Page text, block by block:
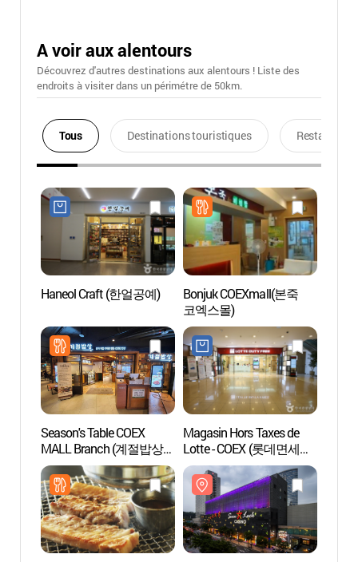
A voir aux alentours
Découvrez d'autres destinations aux alentours ! Liste des
endroits à visiter dans un périmétre de 50km.
Tous Destinations touristiques Restaurants
Haneol Craft (한얼공예)
Bonjuk COEXmall(본죽
코엑스몰)
Season's Table COEX
MALL Branch (계절밥상
코엑스몰)
Magasin Hors Taxes de
Lotte - COEX (롯데면세점-
코엑스점)